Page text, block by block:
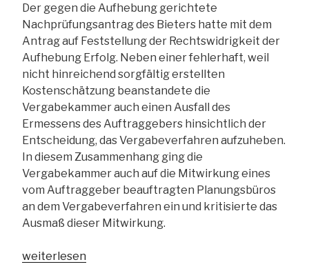
Der gegen die Aufhebung gerichtete
Nachprüfungsantrag des Bieters hatte mit dem
Antrag auf Feststellung der Rechtswidrigkeit der
Aufhebung Erfolg. Neben einer fehlerhaft, weil
nicht hinreichend sorgfältig erstellten
Kostenschätzung beanstandete die
Vergabekammer auch einen Ausfall des
Ermessens des Auftraggebers hinsichtlich der
Entscheidung, das Vergabeverfahren aufzuheben.
In diesem Zusammenhang ging die
Vergabekammer auch auf die Mitwirkung eines
vom Auftraggeber beauftragten Planungsbüros
an dem Vergabeverfahren ein und kritisierte das
Ausmaß dieser Mitwirkung.
„Welche
weiterlesen